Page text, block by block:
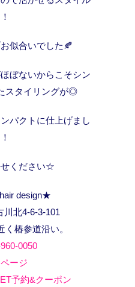
似合いでした🍂
ぼないからこそシン
スタイリングが◎
パクトに仕上げまし
せください☆
design★
川北4-6-3-101
椿参道沿い。
0050
ージ
予約&クーポン